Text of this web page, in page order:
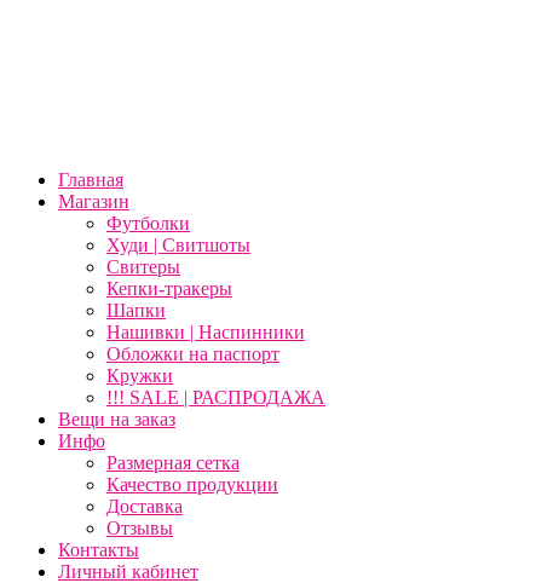
Главная
Магазин
Футболки
Худи | Свитшоты
Свитеры
Кепки-тракеры
Шапки
Нашивки | Наспинники
Обложки на паспорт
Кружки
!!! SALE | РАСПРОДАЖА
Вещи на заказ
Инфо
Размерная сетка
Качество продукции
Доставка
Отзывы
Контакты
Личный кабинет